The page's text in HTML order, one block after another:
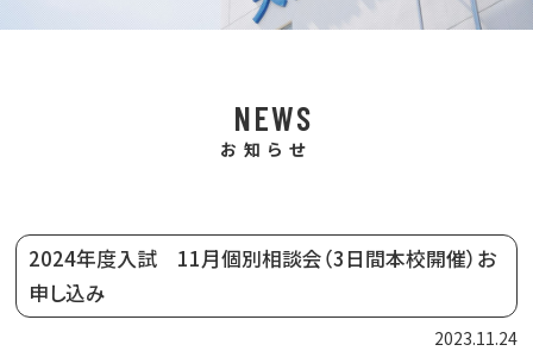
NEWS
お知らせ
2024年度入試 11月個別相談会（3日間本校開催）お
申し込み
2023.11.24